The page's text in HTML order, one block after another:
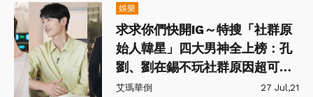
娛樂
求求你們快開IG～特搜「社群原
始人韓星」四大男神全上榜：孔
劉、劉在錫不玩社群原因超可
愛！
艾瑪華倒 27 Jul,21